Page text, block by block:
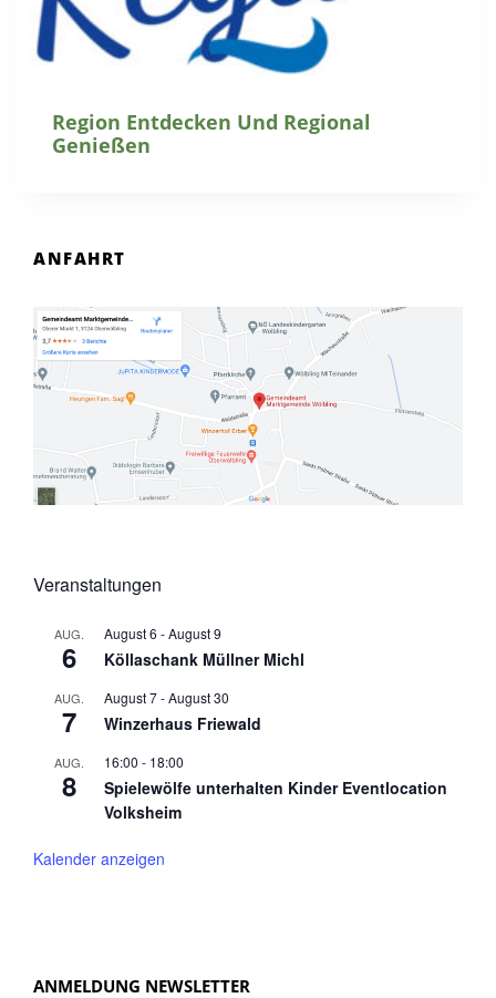
Region Entdecken Und Regional
Genießen
ANFAHRT
Veranstaltungen
AUG.
6
August 6 -August 9
Köllaschank Müllner Michl
AUG.
7
August 7-August 30
Winzerhaus Friewald
AUG.
8
16:00 - 18:00
Spielewölfe unterhalten Kinder Eventlocation
Volksheim
Kalender anzeigen
ANMELDUNG NEWSLETTER